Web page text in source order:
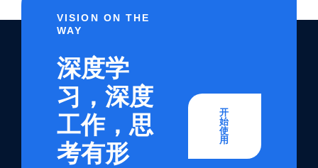
VISION ON THE
WAY
深度学
习，深度
工作，思
考有形
开
始
使
用